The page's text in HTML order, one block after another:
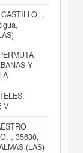
,
Y
V
, 35630,
(LAS)